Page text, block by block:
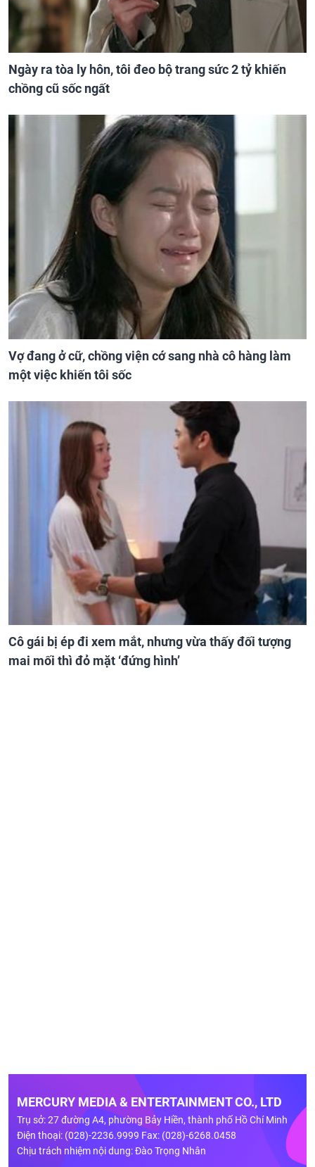
Ngày ra tòa ly hôn, tôi đeo bộ trang sức 2 tỷ khiến
chồng cũ sốc ngất
Vợ đang ở cữ, chồng viện cớ sang nhà cô hàng làm
một việc khiến tôi sốc
Cô gái bị ép đi xem mắt, nhưng vừa thấy đối tượng
mai mối thì đỏ mặt ‘đứng hình’
MERCURY MEDIA & ENTERTAINMENT CO., LTD
Trụ sở: 27 đường A4, phường Bảy Hiền, thành phố Hồ Chí Minh
Điện thoại: (028)-2236.9999 Fax: (028)-6268.0458
Chịu trách nhiệm nội dung: Đào Trọng Nhân